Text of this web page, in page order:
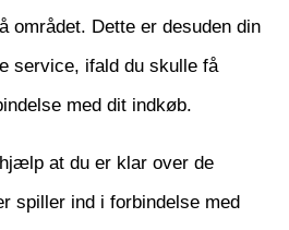
området. Dette er desuden din
service, ifald du skulle få
med dit indkøb.
at du er klar over de
spiller ind i forbindelse med